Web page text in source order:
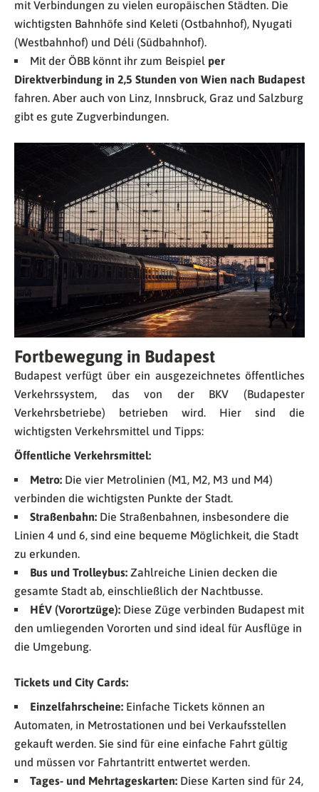
mit Verbindungen zu vielen europäischen Städten. Die
wichtigsten Bahnhöfe sind Keleti (Ostbahnhof), Nyugati
(Westbahnhof) und Déli (Südbahnhof).
Mit der ÖBB könnt ihr zum Beispiel per
Direktverbindung in 2,5 Stunden von Wien nach Budapest
fahren. Aber auch von Linz, Innsbruck, Graz und Salzburg
gibt es gute Zugverbindungen.
Fortbewegung in Budapest
Budapest verfügt über ein ausgezeichnetes öffentliches
Verkehrssystem, das von der BKV (Budapester
Verkehrsbetriebe) betrieben wird. Hier sind die
wichtigsten Verkehrsmittel und Tipps:
Öffentliche Verkehrsmittel:
Metro: Die vier Metrolinien (M1, M2, M3 und M4)
verbinden die wichtigsten Punkte der Stadt.
Straßenbahn: Die Straßenbahnen, insbesondere die
Linien 4 und 6, sind eine bequeme Möglichkeit, die Stadt
zu erkunden.
Bus und Trolleybus: Zahlreiche Linien decken die
gesamte Stadt ab, einschließlich der Nachtbusse.
HÉV (Vorortzüge): Diese Züge verbinden Budapest mit
den umliegenden Vororten und sind ideal für Ausflüge in
die Umgebung.
Tickets und City Cards:
Einzelfahrscheine: Einfache Tickets können an
Automaten, in Metrostationen und bei Verkaufsstellen
gekauft werden. Sie sind für eine einfache Fahrt gültig
und müssen vor Fahrtantritt entwertet werden.
Tages- und Mehrtageskarten: Diese Karten sind für 24,